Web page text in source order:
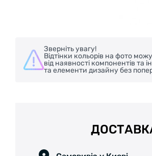
Зверніть увагу!
Відтінки кольорів на фото
від наявності компонентів
та елементи дизайну без